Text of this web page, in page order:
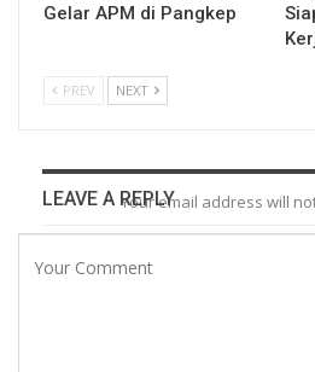
Gelar APM di Pangkep
PREV NEXT
LEAVE A REPLYYour email address will